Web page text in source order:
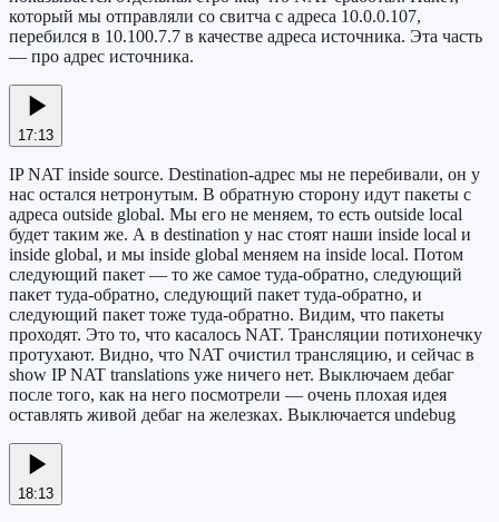
который мы отправляли со свитча с адреса 10.0.0.107,
перебился в 10.100.7.7 в качестве адреса источника. Эта часть
— про адрес источника.
17:13
IP NAT inside source. Destination-адрес мы не перебивали, он у
нас остался нетронутым. В обратную сторону идут пакеты с
адреса outside global. Мы его не меняем, то есть outside local
будет таким же. А в destination у нас стоят наши inside local и
inside global, и мы inside global меняем на inside local. Потом
следующий пакет — то же самое туда-обратно, следующий
пакет туда-обратно, следующий пакет туда-обратно, и
следующий пакет тоже туда-обратно. Видим, что пакеты
проходят. Это то, что касалось NAT. Трансляции потихонечку
протухают. Видно, что NAT очистил трансляцию, и сейчас в
show IP NAT translations уже ничего нет. Выключаем дебаг
после того, как на него посмотрели — очень плохая идея
оставлять живой дебаг на железках. Выключается undebug
18:13